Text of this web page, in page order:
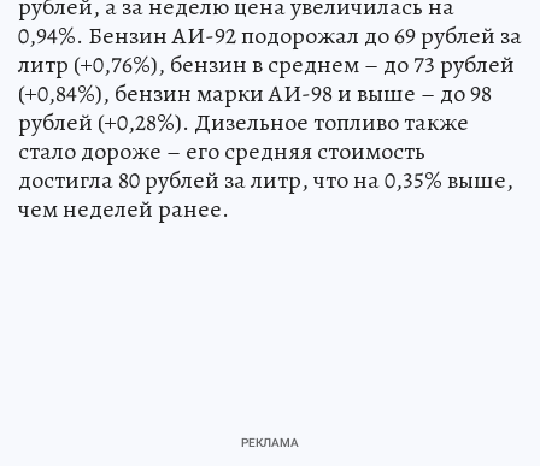
рублей, а за неделю цена увеличилась на
0,94%. Бензин АИ-92 подорожал до 69 рублей за
литр (+0,76%), бензин в среднем – до 73 рублей
(+0,84%), бензин марки АИ-98 и выше – до 98
рублей (+0,28%). Дизельное топливо также
стало дороже – его средняя стоимость
достигла 80 рублей за литр, что на 0,35% выше,
чем неделей ранее.